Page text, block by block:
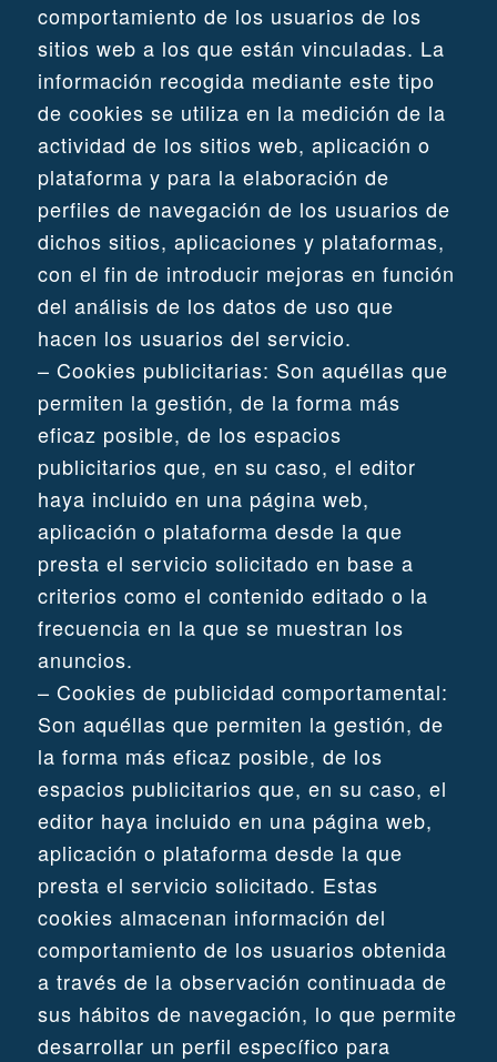
comportamiento de los usuarios de los
sitios web a los que están vinculadas. La
información recogida mediante este tipo
de cookies se utiliza en la medición de la
actividad de los sitios web, aplicación o
plataforma y para la elaboración de
perfiles de navegación de los usuarios de
dichos sitios, aplicaciones y plataformas,
con el fin de introducir mejoras en función
del análisis de los datos de uso que
hacen los usuarios del servicio.
– Cookies publicitarias: Son aquéllas que
permiten la gestión, de la forma más
eficaz posible, de los espacios
publicitarios que, en su caso, el editor
haya incluido en una página web,
aplicación o plataforma desde la que
presta el servicio solicitado en base a
criterios como el contenido editado o la
frecuencia en la que se muestran los
anuncios.
– Cookies de publicidad comportamental:
Son aquéllas que permiten la gestión, de
la forma más eficaz posible, de los
espacios publicitarios que, en su caso, el
editor haya incluido en una página web,
aplicación o plataforma desde la que
presta el servicio solicitado. Estas
cookies almacenan información del
comportamiento de los usuarios obtenida
a través de la observación continuada de
sus hábitos de navegación, lo que permite
desarrollar un perfil específico para